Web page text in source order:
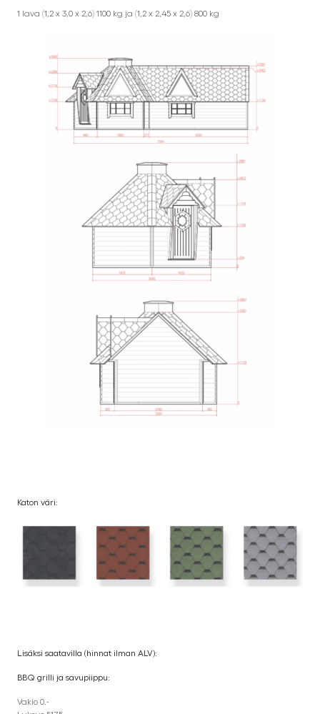
1 lava (1,2 x 3,0 x 2,6) 1100 kg ja (1,2 x 2,45 x 2,6) 800 kg
Katon väri:
Lisäksi saatavilla (hinnat ilman ALV):
BBQ grilli ja savupiippu:
Vakio 0.-